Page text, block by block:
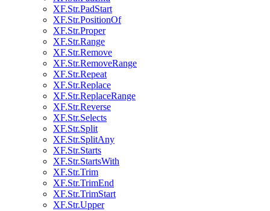
XF.Str.PadStart
XF.Str.PositionOf
XF.Str.Proper
XF.Str.Range
XF.Str.Remove
XF.Str.RemoveRange
XF.Str.Repeat
XF.Str.Replace
XF.Str.ReplaceRange
XF.Str.Reverse
XF.Str.Selects
XF.Str.Split
XF.Str.SplitAny
XF.Str.Starts
XF.Str.StartsWith
XF.Str.Trim
XF.Str.TrimEnd
XF.Str.TrimStart
XF.Str.Upper